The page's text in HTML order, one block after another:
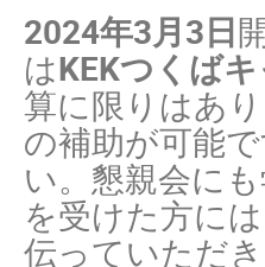
2024年3月3日
はKEKつくば
算に限りはあ
の補助が可能
い。懇親会に
を受けた方に
伝っていただ